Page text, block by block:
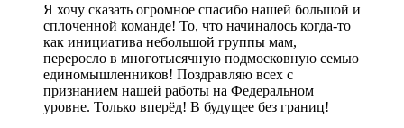
Я хочу сказать огромное спасибо нашей большой и
сплоченной команде! То, что начиналось когда-то
как инициатива небольшой группы мам,
переросло в многотысячную подмосковную семью
единомышленников! Поздравляю всех с
признанием нашей работы на Федеральном
уровне. Только вперёд! В будущее без границ!